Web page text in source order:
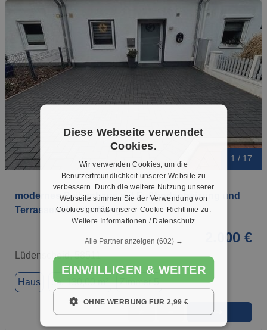
1 / 17
modernes Reihenhaus mit Fußbodenheizung und
Terrassenüberdachung
2.000 €
Lüdenscheid, 58511
Haus ca. 130,00 m² Zimmer 5
★ ➦
Diese Webseite verwendet
Cookies.
Wir verwenden Cookies, um die
Benutzerfreundlichkeit unserer Website zu
verbessern. Durch die weitere Nutzung unserer
Webseite stimmen Sie der Verwendung von
Cookies gemäß unserer Cookie-Richtlinie zu.
Weitere Informationen / Datenschutz
Alle Partner anzeigen (602) →
EINWILLIGEN & WEITER
OHNE WERBUNG FÜR 2,99 €